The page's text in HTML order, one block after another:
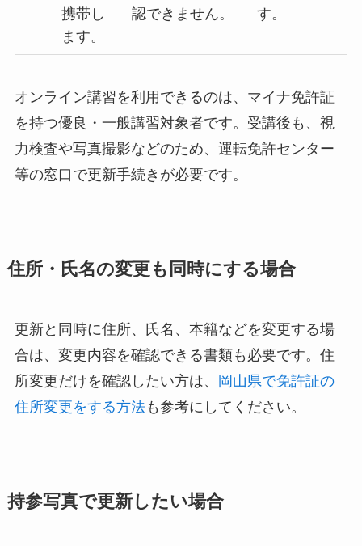
携帯し
ます。
認できません。
す。
オンライン講習を利用できるのは、マイナ免許証
を持つ優良・一般講習対象者です。受講後も、視
力検査や写真撮影などのため、運転免許センター
等の窓口で更新手続きが必要です。
住所・氏名の変更も同時にする場合
更新と同時に住所、氏名、本籍などを変更する場
合は、変更内容を確認できる書類も必要です。住
所変更だけを確認したい方は、
岡山県で免許証の
住所変更をする方法も参考にしてください。
持参写真で更新したい場合